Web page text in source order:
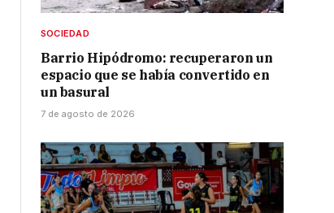
SOCIEDAD
Barrio Hipódromo: recuperaron un
espacio que se había convertido en
un basural
7 de agosto de 2026